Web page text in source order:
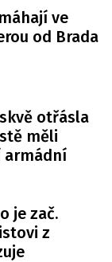
ve
od Brada
otřásla
měli
armádní
je zač.
z